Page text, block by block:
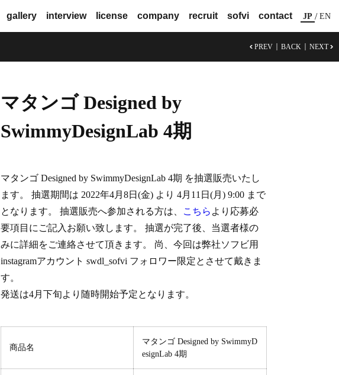
gallery interview license company recruit sofvi contact JP / EN
PREV BACK NEXT
マタンゴ Designed by
SwimmyDesignLab 4期
マタンゴ Designed by SwimmyDesignLab 4期 を抽選販売いたし
ます。 抽選期間は 2022年4月8日(金) より 4月11日(月) 9:00 まで
となります。 抽選販売へ参加される方は、
こちら より応募必
要項目にご記入お願い致します。 抽選が完了後、当選者様の
みに詳細をご連絡させて頂きます。 尚、今回は弊社ソフビ用
instagramアカウント swdl_sofvi フォロワー限定とさせて戴きま
す。
発送は4月下旬より随時開始予定となります。
商品名
マタンゴ Designed by SwimmyD
esignLab 4期